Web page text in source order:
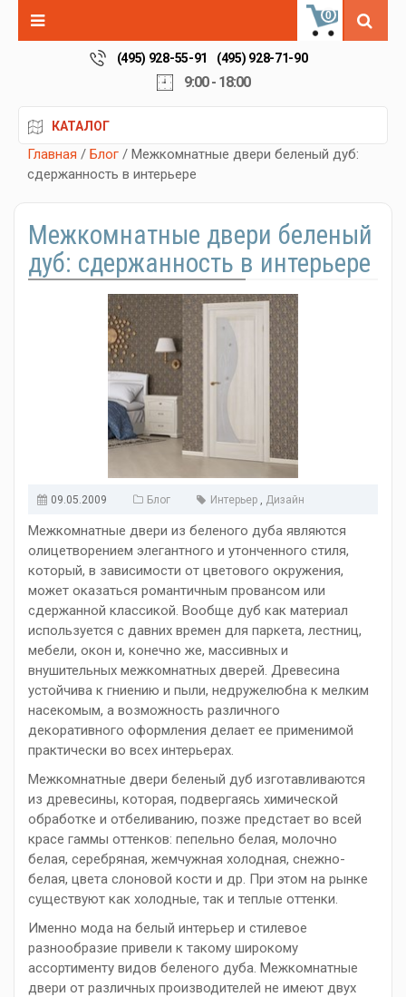
0
(495) 928-55-91 (495) 928-71-90
9:00 - 18:00
КАТАЛОГ
Главная / Блог / Межкомнатные двери беленый дуб:
сдержанность в интерьере
Межкомнатные двери беленый
дуб: сдержанность в интерьере
09.05.2009 Блог Интерьер , Дизайн
Межкомнатные двери из беленого дуба являются
олицетворением элегантного и утонченного стиля,
который, в зависимости от цветового окружения,
может оказаться романтичным провансом или
сдержанной классикой. Вообще дуб как материал
используется с давних времен для паркета, лестниц,
мебели, окон и, конечно же, массивных и
внушительных межкомнатных дверей. Древесина
устойчива к гниению и пыли, недружелюбна к мелким
насекомым, а возможность различного
декоративного оформления делает ее применимой
практически во всех интерьерах.
Межкомнатные двери беленый дуб изготавливаются
из древесины, которая, подвергаясь химической
обработке и отбеливанию, позже предстает во всей
красе гаммы оттенков: пепельно белая, молочно
белая, серебряная, жемчужная холодная, снежно-
белая, цвета слоновой кости и др. При этом на рынке
существуют как холодные, так и теплые оттенки.
Именно мода на белый интерьер и стилевое
разнообразие привели к такому широкому
ассортименту видов беленого дуба. Межкомнатные
двери от различных производителей не имеют двух